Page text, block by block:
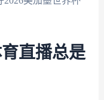
直播总是